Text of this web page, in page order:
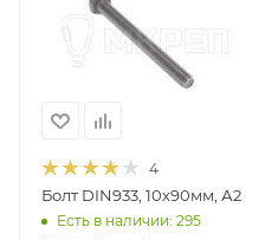
4
Болт DIN933, 10х90мм, А2
Есть в наличии: 295